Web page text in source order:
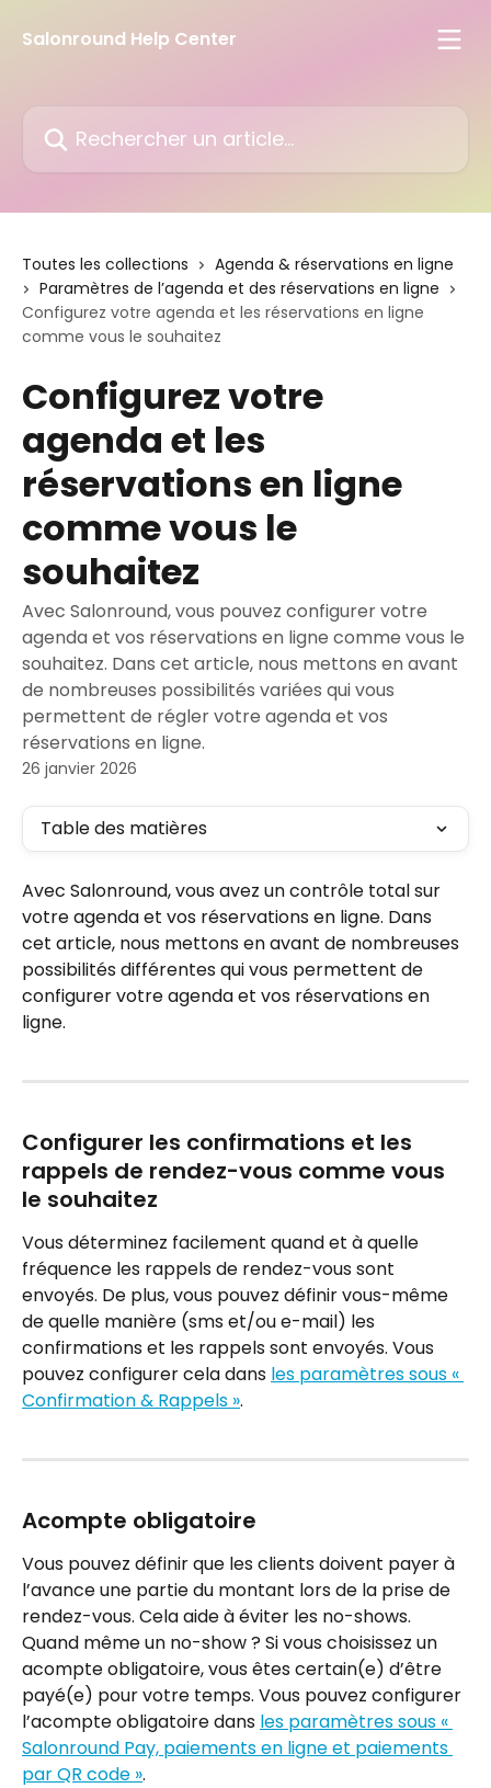
Salonround Help Center
Toutes les collections
Agenda & réservations en ligne
Paramètres de l’agenda et des réservations en ligne
Configurez votre agenda et les réservations en ligne
comme vous le souhaitez
Configurez votre
agenda et les
réservations en ligne
comme vous le
souhaitez
Avec Salonround, vous pouvez configurer votre
agenda et vos réservations en ligne comme vous le
souhaitez. Dans cet article, nous mettons en avant
de nombreuses possibilités variées qui vous
permettent de régler votre agenda et vos
réservations en ligne.
26 janvier 2026
Table des matières
Avec Salonround, vous avez un contrôle total sur
votre agenda et vos réservations en ligne. Dans
cet article, nous mettons en avant de nombreuses
possibilités différentes qui vous permettent de
configurer votre agenda et vos réservations en
ligne.
Configurer les confirmations et les
rappels de rendez-vous comme vous
le souhaitez
Vous déterminez facilement quand et à quelle
fréquence les rappels de rendez-vous sont
envoyés. De plus, vous pouvez définir vous-même
de quelle manière (sms et/ou e-mail) les
confirmations et les rappels sont envoyés. Vous
pouvez configurer cela dans les paramètres sous «
Confirmation & Rappels ».
Acompte obligatoire
Vous pouvez définir que les clients doivent payer à
l’avance une partie du montant lors de la prise de
rendez-vous. Cela aide à éviter les no-shows.
Quand même un no-show ? Si vous choisissez un
acompte obligatoire, vous êtes certain(e) d’être
payé(e) pour votre temps. Vous pouvez configurer
l’acompte obligatoire dans les paramètres sous «
Salonround Pay, paiements en ligne et paiements
par QR code ».